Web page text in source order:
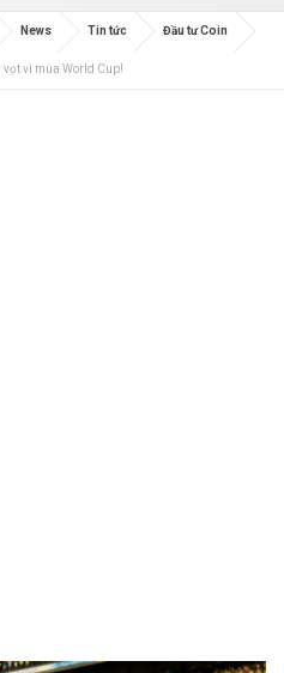
News Tin tức Đầu tư Coin
vì mùa World Cup!